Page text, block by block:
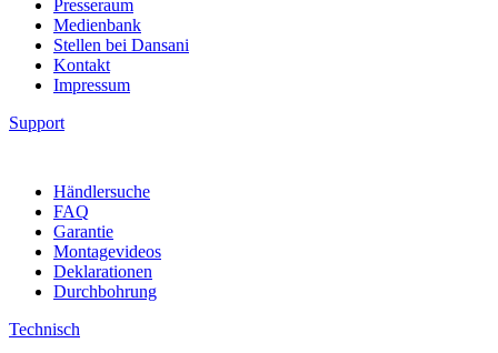
Presseraum
Medienbank
Stellen bei Dansani
Kontakt
Impressum
Support
Händlersuche
FAQ
Garantie
Montagevideos
Deklarationen
Durchbohrung
Technisch